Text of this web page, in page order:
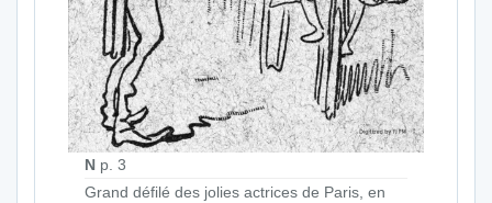
N p. 3
Grand défilé des jolies actrices de Paris, en